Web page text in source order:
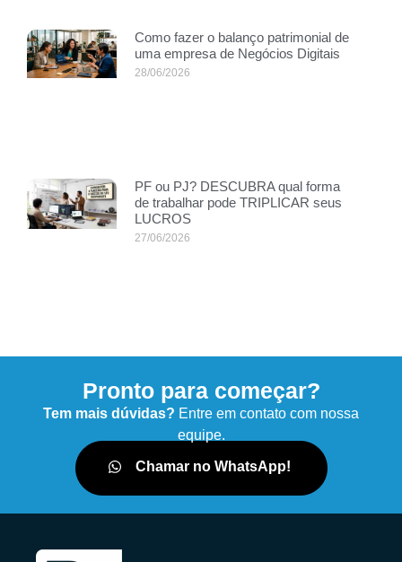
Como fazer o balanço patrimonial de
uma empresa de Negócios Digitais
28/06/2026
PF ou PJ? DESCUBRA qual forma
de trabalhar pode TRIPLICAR seus
LUCROS
27/06/2026
Pronto para começar?
Tem mais dúvidas? Entre em contato com nossa
equipe.
Chamar no WhatsApp!